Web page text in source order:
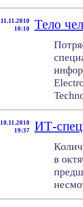
11.11.2010
10:10
Тело
10.11.2010
19:37
ИТ-
в